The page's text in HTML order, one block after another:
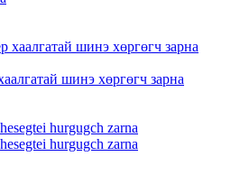
шинэ хөргөгч зарна
hurgugch zarna
hurgugch zarna